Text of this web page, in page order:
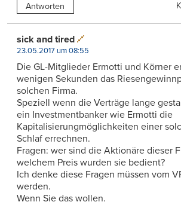
Antworten
sick and tired
23.05.2017 um 08:55
Die GL-Mitglieder Ermotti und Körner
wenigen Sekunden das
solchen Firma.
Speziell wenn die Verträge lange
ein Investmentbanker wie Ermotti die
Kapitalisierungmöglichkeiten einer
Schlaf errechnen.
Fragen: wer sind die Aktionäre dieser
welchem Preis wurden sie bedient?
Ich denke diese Fragen müssen vom
werden.
Wenn Sie das wollen.